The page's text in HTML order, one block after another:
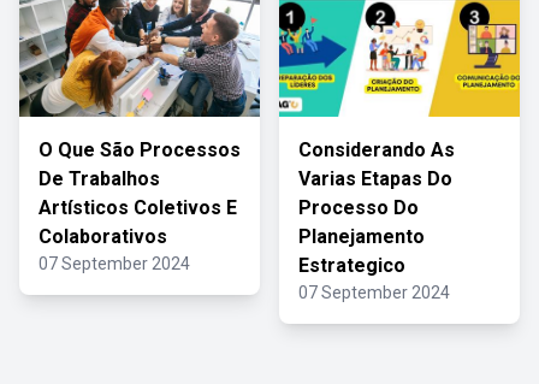
O Que São Processos
De Trabalhos
Artísticos Coletivos E
Colaborativos
07 September 2024
Considerando As
Varias Etapas Do
Processo Do
Planejamento
Estrategico
07 September 2024